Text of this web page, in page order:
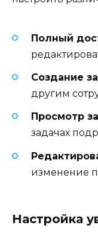
Полный
Создание
другим
Просмотр
задачах
изменение
Настройка